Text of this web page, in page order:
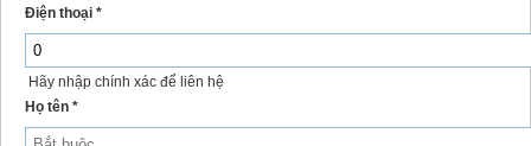
Điện thoại *
Hãy nhập chính xác để liên hệ
Họ tên *